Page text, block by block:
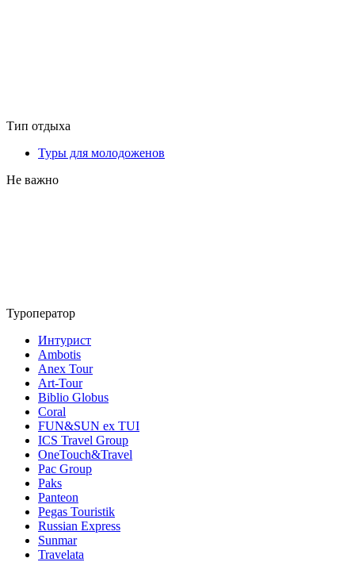
Тип отдыха
Туры для молодоженов
Не важно
Туроператор
Интурист
Ambotis
Anex Tour
Art-Tour
Biblio Globus
Coral
FUN&SUN ex TUI
ICS Travel Group
OneTouch&Travel
Pac Group
Paks
Panteon
Pegas Touristik
Russian Express
Sunmar
Travelata